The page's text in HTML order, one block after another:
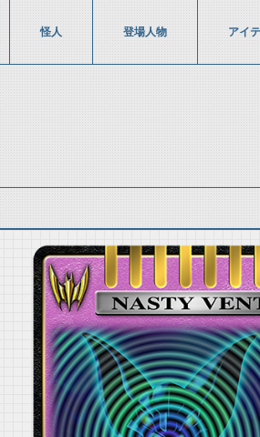
怪人 登場人物 アイ